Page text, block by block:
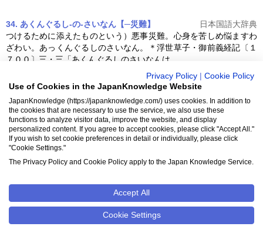
34. あくんぐるし‐の‐さいなん【─災難】
日本国語大辞典
つけるために添えたものという）悪事災難。心身を苦しめ悩ますわ
ざわい。あっくんぐるしのさいなん。＊浮世草子・御前義経記 〔１
７００〕三・三「あくんぐるしのさいなんは
35. あげ つ 下（お）ろしつ
日本国語大辞典
ば結城判官に預けられ夜昼三日まで、上（アゲ）つ下（ヲロシ）つ
拷問（がうもん）せられけるに」＊ 義経記〔室町中か〕四・土佐坊
義経の討手に上る事「『さもあるらん、召捕...
36. あさ‐えびす【朝恵（ヱ）比須】
朝（アサ）ゑびすに参り給ふに」(2)早朝の客。商人が福の神の恵比
０〕一・三「床（とこ）の男よろこび、
37. あさぎ‐こもん【浅葱小紋・浅黄小紋】
Privacy Policy
Cookie Policy
Use of Cookies in the JapanKnowledge Website
JapanKnowledge (https://japanknowledge.com/) uses cookies. In addition to
the cookies that are necessary to use the service, we also use these
functions to analyze visitor data, improve the website, and display
personalized content. If you agree to accept cookies, please click "Accept All."
If you wish to set cookie preferences in detail or individually, please click
"Cookie Settings."
The Privacy Policy and Cookie Policy apply to the Japan Knowledge Service.
Accept All
Cookie Settings